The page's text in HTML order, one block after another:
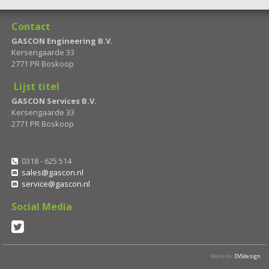
Contact
GASCON Engineering B.V.
Kersengaarde 33
2771 PR Boskoop
Lijst titel
GASCON Services B.V.
Kersengaarde 33
2771 PR Boskoop
0318 - 625 514
sales@gascon.nl
service@gascon.nl
Social Media
Website: DVSdesign